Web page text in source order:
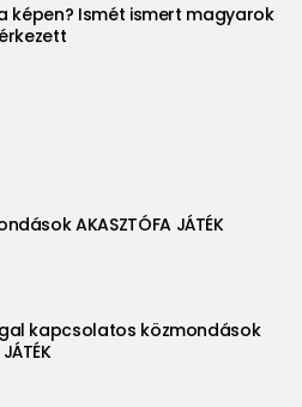
képen? Ismét ismert magyarok
érkezett
AKASZTÓFA JÁTÉK
kapcsolatos közmondások